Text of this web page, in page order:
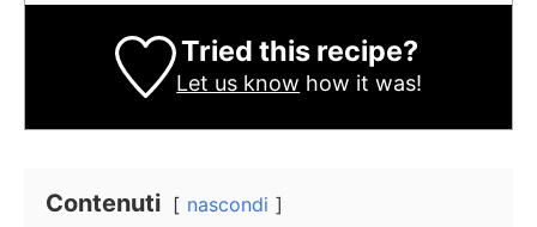
Tried this recipe?
Let us know how it was!
Contenuti nascondi